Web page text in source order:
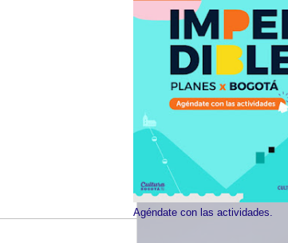
Agéndate con las actividades.